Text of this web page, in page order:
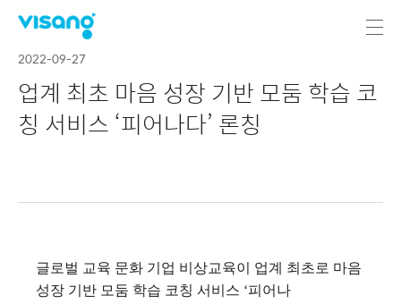
2022-09-27
업계 최초 마음 성장 기반 모둠 학습 코
칭 서비스 ‘피어나다’ 론칭
글로벌 교육 문화 기업 비상교육이 업계 최초로 마음
성장 기반 모둠 학습 코칭 서비스 ‘피어나